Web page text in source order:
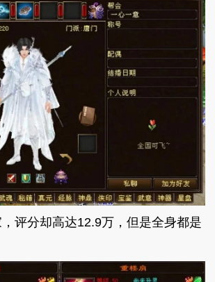
评分却高达12.9万，但是全身都是